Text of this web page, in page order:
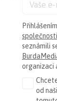
seznámili
organizaci
od